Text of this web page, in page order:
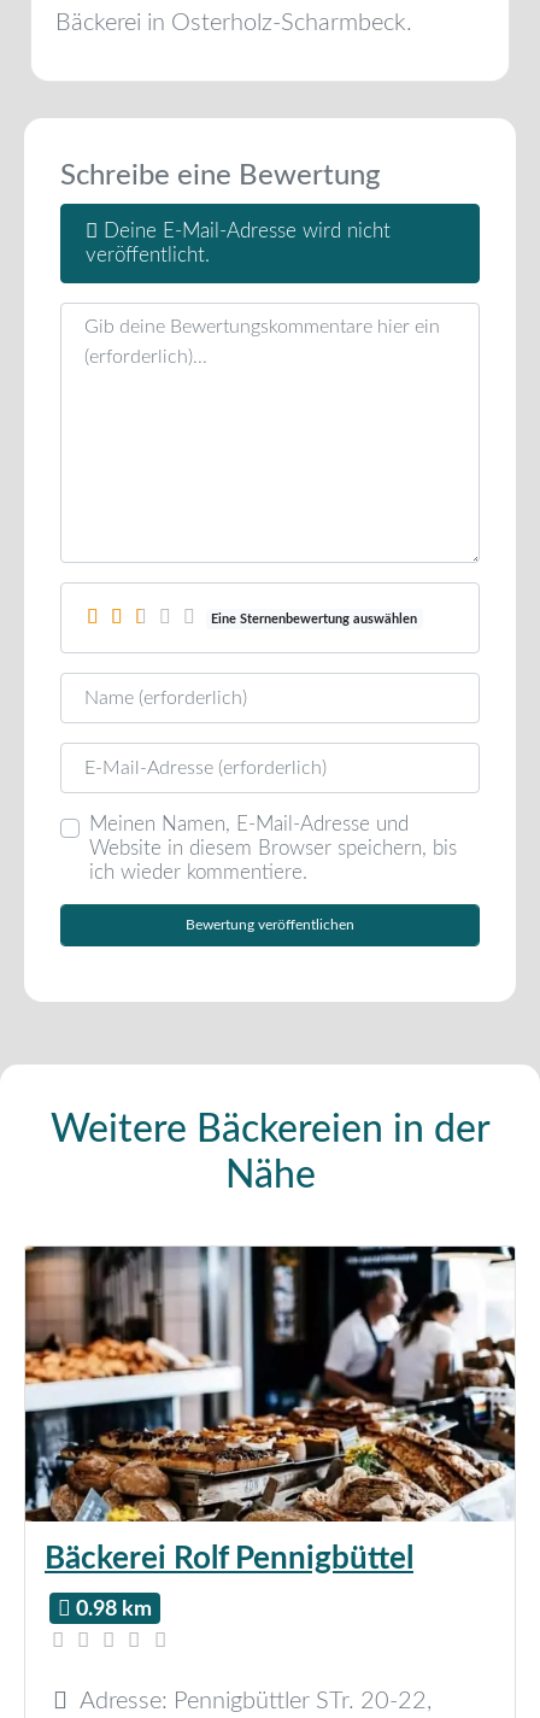
Bäckerei in Osterholz-Scharmbeck.
Schreibe eine Bewertung
Deine E-Mail-Adresse wird nicht
veröffentlicht.
Rezensionstext
Eine Sternenbewertung auswählen
Name
E-Mail
Meinen Namen, E-Mail-Adresse und
Website in diesem Browser speichern, bis
ich wieder kommentiere.
Weitere Bäckereien in der
Nähe
Bäckerei Rolf Pennigbüttel
0.98 km
Adresse: Pennigbüttler STr. 20-22,